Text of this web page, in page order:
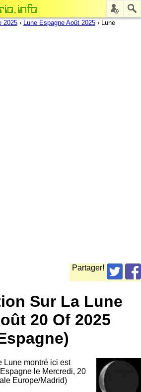
2025 › Lune Espagne Août 2025 › Lune
Partager!
Sur La Lune
20 Of 2025
Lune montré ici est
le Mercredi, 20
Europe/Madrid)